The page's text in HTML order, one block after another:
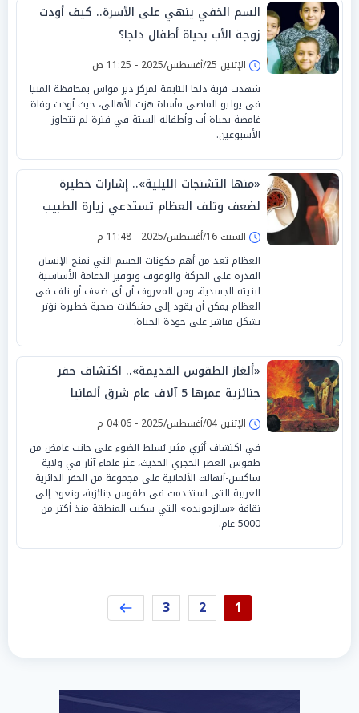
السم الخفي ينهي على الأسرة.. كيف أودت
زوجة الأب بحياة أطفال دلجا؟
الإثنين 25/أغسطس/2025 - 11:25 ص
شهدت قرية دلجا التابعة لمركز دير مواس بمحافظة المنيا
في يوليو الماضي مأساة هزت الأهالي، حيث أودت وفاة
غامضة بحياة أب وأطفاله الستة في فترة لم تتجاوز
الأسبوعين.
«منها التشنجات الليلية».. إشارات خطيرة
لضعف وتلف العظام تستدعي زيارة الطبيب
السبت 16/أغسطس/2025 - 11:48 م
العظام تعد من أهم مكونات الجسم التي تمنح الإنسان
القدرة على الحركة والوقوف وتوفير الدعامة الأساسية
لبنيته الجسدية، ومن المعروف أن أي ضعف أو تلف في
العظام يمكن أن يقود إلى مشكلات صحية خطيرة تؤثر
بشكل مباشر على جودة الحياة.
«ألغاز الطقوس القديمة».. اكتشاف حفر
جنائزية عمرها 5 آلاف عام شرق ألمانيا
الإثنين 04/أغسطس/2025 - 04:06 م
في اكتشاف أثري مثير يُسلط الضوء على جانب غامض من
طقوس العصر الحجري الحديث، عثر علماء آثار في ولاية
ساكسن-أنهالت الألمانية على مجموعة من الحفر الدائرية
الغريبة التي استخدمت في طقوس جنائزية، وتعود إلى
ثقافة «سالزمونده» التي سكنت المنطقة منذ أكثر من
5000 عام.
1
2
3